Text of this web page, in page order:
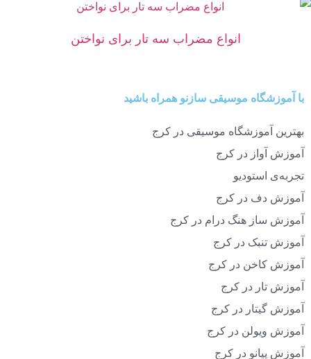
انواع مضراب سه تار برای نواختن
با آموزشگاه موسیقی سازنو همراه باشید
بهترین آموزشگاه موسیقی در کرج
آموزش آواز در کرج
تجربه‌ی استودیو
آموزش دف در کرج
آموزش ساز هنگ درام در کرج
آموزش تنبک در کرج
آموزش کاخن در کرج
آموزش تار در کرج
آموزش گیتار در کرج
آموزش ویولن در کرج
آموزش پیانو در کرج